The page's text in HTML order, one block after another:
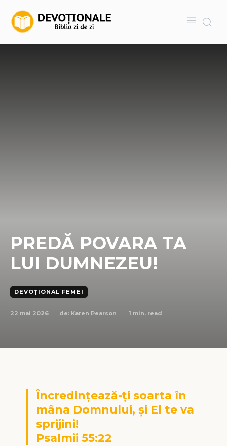
PREDĂ POVARA TA
LUI DUMNEZEU!
DEVOȚIONAL FEMEI
22 mai 2026 de: Karen Pearson 1 min. read
Încredințează-ți soarta în
mâna Domnului, și El te va
sprijini!
Psalmii 55:22